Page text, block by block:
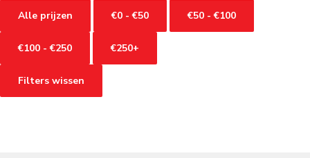
Alle prijzen €0 - €50 €50 - €100
€100 - €250 €250+
Filters wissen